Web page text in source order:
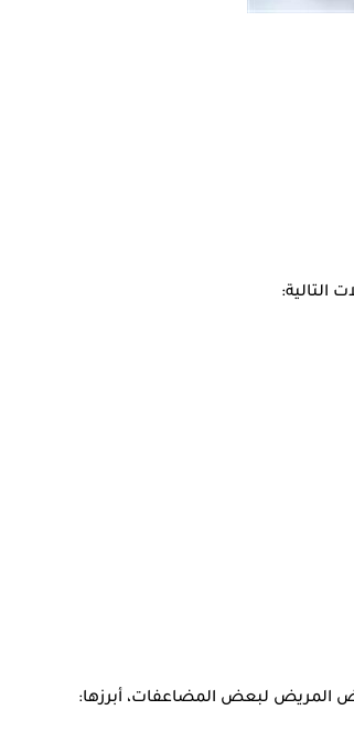
التالية:
المريض لبعض المضاعفات، أبرزها: